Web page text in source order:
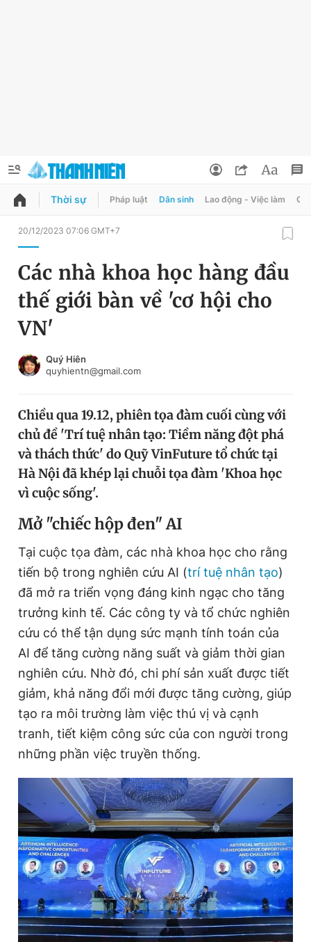
QUẢNG CÁO
Chuyên mục
Chuyên mục khác
Chào ngày mới
Video Magazine
Sản phẩm khác
Tiện ích Bạn cần biết
Thông tin tòa soạn Liên hệ quảng cáo
Đọc Thanh Niên trên điện thoại
Theo dõi báo trên
0906 645 777
Liên hệ quảng cáo
0908 780 404
Đặt báo Quảng cáo RSS Tòa soạn Chính sách bảo
Tổng biên tập: Nguyễn Ngọc Toàn
Phó tổng biên tập thường trực: Hải Thành
Phó tổng biên tập: Lâm Hiếu Dũng
Phó tổng biên tập: Trần Việt Hưng
Tổng thư ký tòa soạn: Đức Trung
Đổi mật khẩu
Tin đã lưu
Đăng xuất
Thời sự Pháp luật Dân sinh Lao động - Việc làm
20/12/2023 07:06 GMT+7
Các nhà khoa học hàng đầu
thế giới bàn về 'cơ hội cho
VN'
Quý Hiên
quyhientn@gmail.com
Chiều qua 19.12, phiên tọa đàm cuối cùng với
chủ đề 'Trí tuệ nhân tạo: Tiềm năng đột phá
và thách thức' do Quỹ VinFuture tổ chức tại
Hà Nội đã khép lại chuỗi tọa đàm 'Khoa học
vì cuộc sống'.
Mở "chiếc hộp đen" AI
Tại cuộc tọa đàm, các nhà khoa học cho rằng
tiến bộ trong nghiên cứu AI (trí tuệ nhân tạo)
đã mở ra triển vọng đáng kinh ngạc cho tăng
trưởng kinh tế. Các công ty và tổ chức nghiên
cứu có thể tận dụng sức mạnh tính toán của
AI để tăng cường năng suất và giảm thời gian
nghiên cứu. Nhờ đó, chi phí sản xuất được tiết
giảm, khả năng đổi mới được tăng cường, giúp
tạo ra môi trường làm việc thú vị và cạnh
tranh, tiết kiệm công sức của con người trong
những phần việc truyền thống.